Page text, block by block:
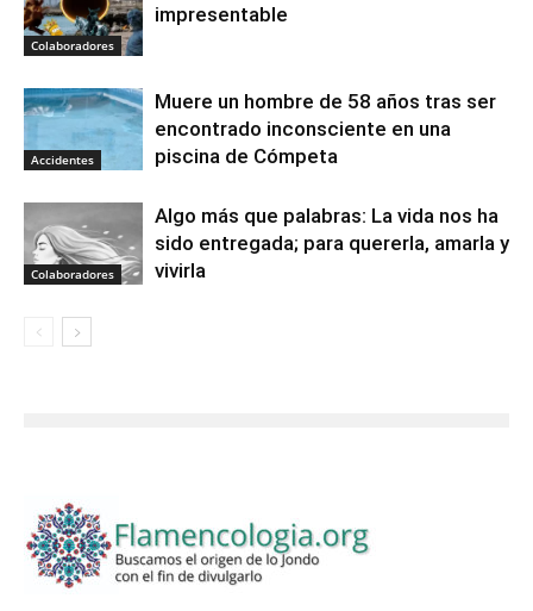
Colaboradores
impresentable
Accidentes
Muere un hombre de 58 años tras ser
encontrado inconsciente en una
piscina de Cómpeta
Colaboradores
Algo más que palabras: La vida nos ha
sido entregada; para quererla, amarla y
vivirla